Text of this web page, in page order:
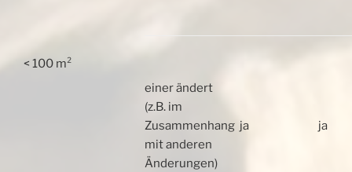
< 100 m²
einer ändert
(z.B. im
Zusammenhang
mit anderen
Änderungen)
ja ja